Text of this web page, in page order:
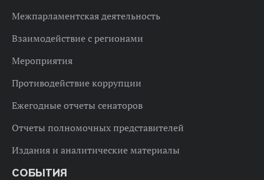
Межпарламентская деятельность
Взаимодействие с регионами
Мероприятия
Противодействие коррупции
Ежегодные отчеты сенаторов
Отчеты полномочных представителей
Издания и аналитические материалы
СОБЫТИЯ